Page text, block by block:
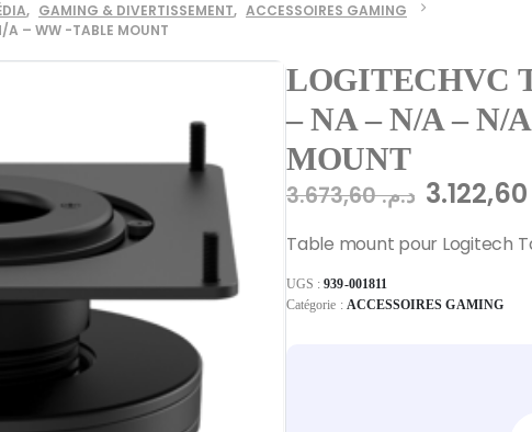
, GAMING & DIVERTISSEMENT, ACCESSOIRES GAMING
A – WW -TABLE MOUNT
LOGITECHVC
– NA – N/A – N/
MOUNT
د.م.3.673,60
Table mount pour Logitech
UGS :939-001811
Catégorie : ACCESSOIRES GAMING